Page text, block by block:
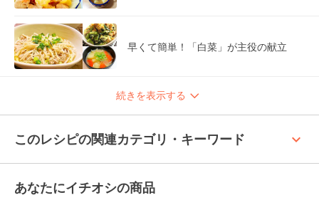
早くて簡単！「白菜」が主役の献立
続きを表示する
このレシピの関連カテゴリ・キーワード keyboard_arrow_up
あなたにイチオシの商品